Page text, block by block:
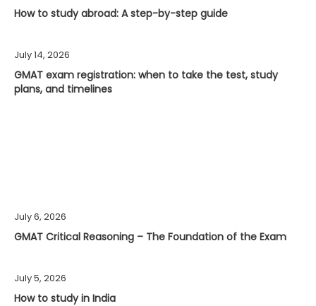
How to study abroad: A step-by-step guide
July 14, 2026
GMAT exam registration: when to take the test, study
plans, and timelines
July 6, 2026
GMAT Critical Reasoning – The Foundation of the Exam
July 5, 2026
How to study in India